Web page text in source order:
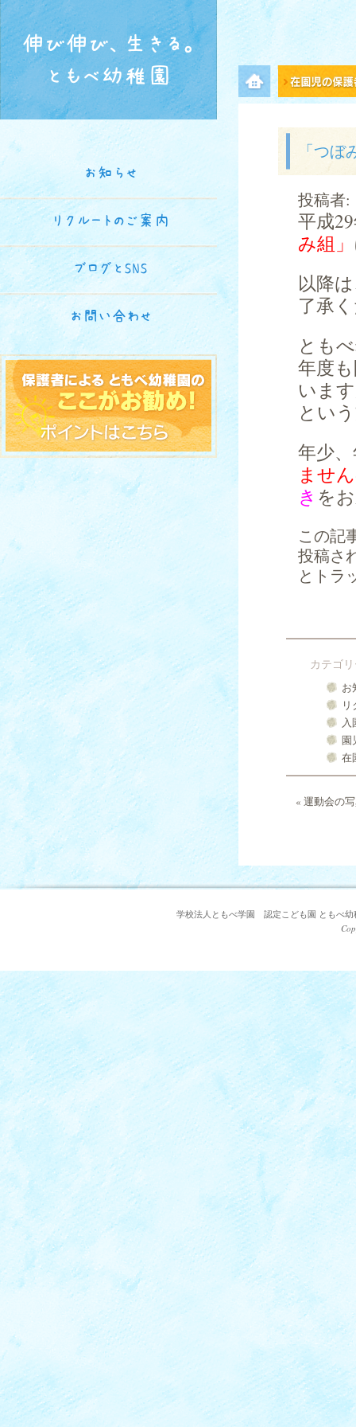
伸び伸び、生きる。
ともべ幼稚園
メニュー項目
「つ
投稿者:
平成
み組」
以降
了承
とも
年度
いま
とい
年少
ません
き を
この記
投稿さ
とトラ
カテゴ
お
入
園
在
« 運動会の
お知らせ
リクルートのご案内
ブログとSNS
お問い合わせ
学校法人ともべ学園 認定こども園 ともべ